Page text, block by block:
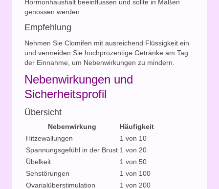
Hormonhaushalt beeinflussen und sollte in Maßen
genossen werden.
Empfehlung
Nehmen Sie Clomifen mit ausreichend Flüssigkeit ein
und vermeiden Sie hochprozentige Getränke am Tag
der Einnahme, um Nebenwirkungen zu mindern.
Nebenwirkungen und
Sicherheitsprofil
Übersicht
Nebenwirkung
Häufigkeit
Hitzewallungen
1 von 10
Spannungsgefühl in der Brust 1 von 20
Übelkeit
1 von 50
Sehstörungen
1 von 100
Ovarialüberstimulation
1 von 200